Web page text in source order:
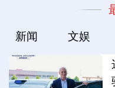
新闻 文娱